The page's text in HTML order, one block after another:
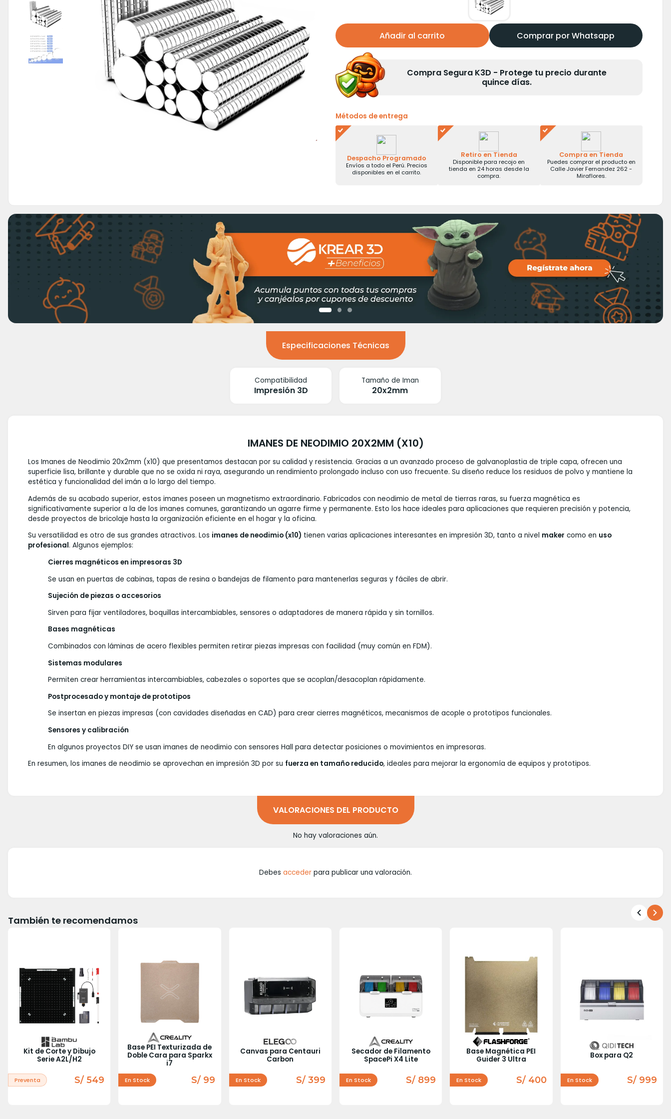
Añadir al carrito Comprar por Whatsapp
Compra Segura K3D - Protege tu precio durante
quince días.
Métodos de entrega
Despacho Programado
Envíos a todo el Perú. Precios
disponibles en el carrito.
Retiro en Tienda
Disponible para recojo en
tienda en 24 horas desde la
compra.
Compra en Tienda
Puedes comprar el producto en
Calle Javier Fernandez 262 -
Miraflores.
Especificaciones Técnicas
Compatibilidad
Impresión 3D
Tamaño de Iman
20x2mm
IMANES DE NEODIMIO 20X2MM (X10)
Los Imanes de Neodimio 20x2mm (x10) que presentamos destacan por su calidad y resistencia. Gracias a un avanzado proceso de galvanoplastia de triple capa, ofrecen una
superficie lisa, brillante y durable que no se oxida ni raya, asegurando un rendimiento prolongado incluso con uso frecuente. Su diseño reduce los residuos de polvo y mantiene la
estética y funcionalidad del imán a lo largo del tiempo.
Además de su acabado superior, estos imanes poseen un magnetismo extraordinario. Fabricados con neodimio de metal de tierras raras, su fuerza magnética es
significativamente superior a la de los imanes comunes, garantizando un agarre firme y permanente. Esto los hace ideales para aplicaciones que requieren precisión y potencia,
desde proyectos de bricolaje hasta la organización eficiente en el hogar y la oficina.
Su versatilidad es otro de sus grandes atractivos. Los imanes de neodimio (x10) tienen varias aplicaciones interesantes en impresión 3D, tanto a nivel maker como en uso
profesional. Algunos ejemplos:
Cierres magnéticos en impresoras 3D
Se usan en puertas de cabinas, tapas de resina o bandejas de filamento para mantenerlas seguras y fáciles de abrir.
Sujeción de piezas o accesorios
Sirven para fijar ventiladores, boquillas intercambiables, sensores o adaptadores de manera rápida y sin tornillos.
Bases magnéticas
Combinados con láminas de acero flexibles permiten retirar piezas impresas con facilidad (muy común en FDM).
Sistemas modulares
Permiten crear herramientas intercambiables, cabezales o soportes que se acoplan/desacoplan rápidamente.
Postprocesado y montaje de prototipos
Se insertan en piezas impresas (con cavidades diseñadas en CAD) para crear cierres magnéticos, mecanismos de acople o prototipos funcionales.
Sensores y calibración
En algunos proyectos DIY se usan imanes de neodimio con sensores Hall para detectar posiciones o movimientos en impresoras.
En resumen, los imanes de neodimio se aprovechan en impresión 3D por su fuerza en tamaño reducido, ideales para mejorar la ergonomía de equipos y prototipos.
VALORACIONES DEL PRODUCTO
No hay valoraciones aún.
Debes acceder para publicar una valoración.
También te recomendamos
Kit de Corte y Dibujo
Serie A2L/H2
Preventa S/ 549
Base PEI Texturizada de
Doble Cara para Sparkx
i7
En Stock S/ 99
Canvas para Centauri
Carbon
En Stock S/ 399
Secador de Filamento
SpacePi X4 Lite
En Stock S/ 899
Base Magnética PEI
Guider 3 Ultra
En Stock S/ 400
Box para Q2
En Stock S/ 999